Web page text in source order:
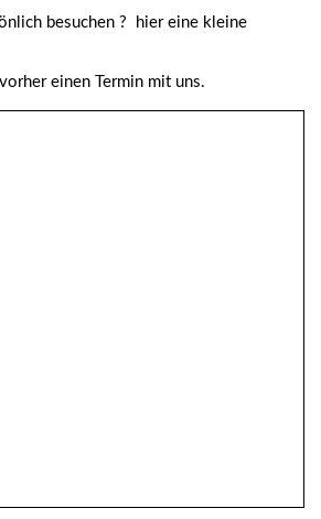
besuchen ? hier eine kleine
einen Termin mit uns.